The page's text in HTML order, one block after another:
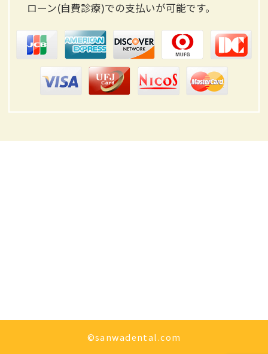
ローン(自費診療)での支払いが可能です。
©sanwadental.com